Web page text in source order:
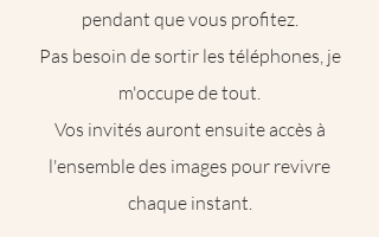
pendant que vous profitez.
Pas besoin de sortir les téléphones, je
m'occupe de tout.
Vos invités auront ensuite accès à
l'ensemble des images pour revivre
chaque instant.